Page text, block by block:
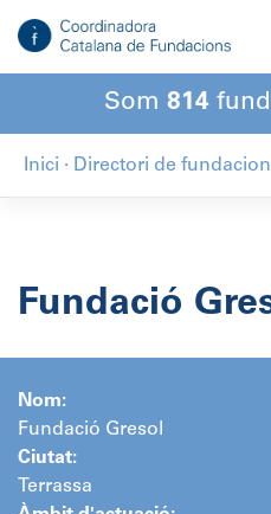
contingut
Som 814
Inici · Directori de
Fundació
Nom:
Fundació Gresol
Ciutat:
Terrassa